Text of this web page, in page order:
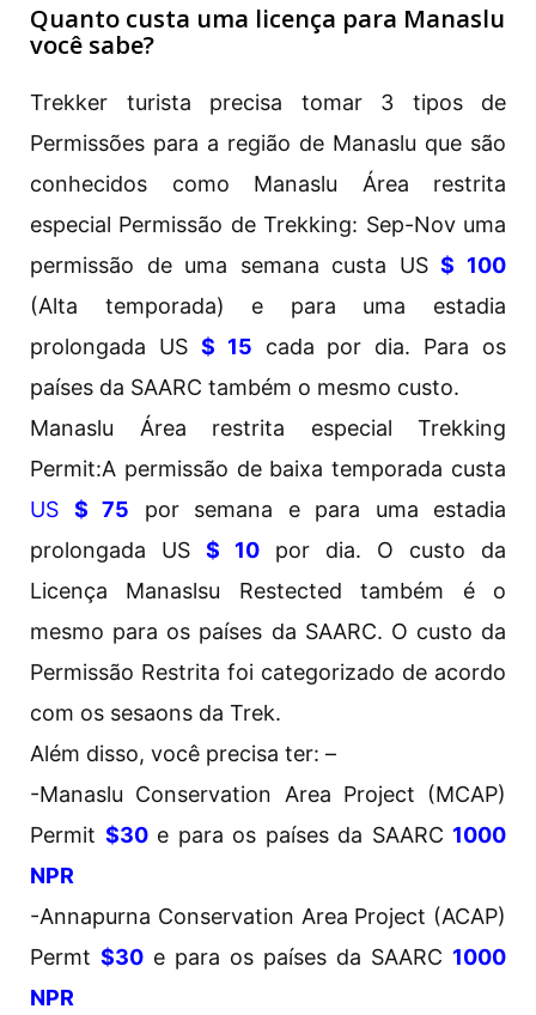
Quanto custa uma licença para Manaslu
você sabe?
Trekker turista precisa tomar 3 tipos de
Permissões para a região de Manaslu que são
conhecidos como Manaslu Área restrita
especial Permissão de Trekking: Sep-Nov uma
permissão de uma semana custa US$ 100
(Alta temporada) e para uma estadia
prolongada US $ 15 cada por dia. Para os
países da SAARC também o mesmo custo.
Manaslu Área restrita especial Trekking
Permit:A permissão de baixa temporada custa
US $ 75 por semana e para uma estadia
prolongada US $ 10 por dia. O custo da
Licença Manaslsu Restected também é o
mesmo para os países da SAARC. O custo da
Permissão Restrita foi categorizado de acordo
com os sesaons da Trek.
Além disso, você precisa ter: –
-Manaslu Conservation Area Project (MCAP)
Permit $30e para os países da SAARC 1000
NPR
-Annapurna Conservation Area Project (ACAP)
Permt $30 e para os países da SAARC 1000
NPR